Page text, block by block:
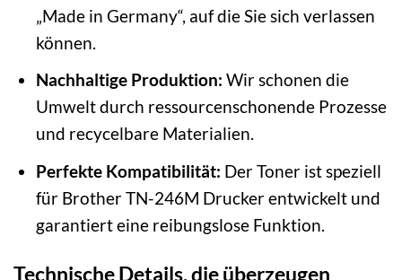
„Made in Germany“, auf die Sie sich verlassen
können.
Nachhaltige Produktion: Wir schonen die
Umwelt durch ressourcenschonende Prozesse
und recycelbare Materialien.
Perfekte Kompatibilität: Der Toner ist speziell
für Brother TN-246M Drucker entwickelt und
garantiert eine reibungslose Funktion.
Technische Details, die überzeugen